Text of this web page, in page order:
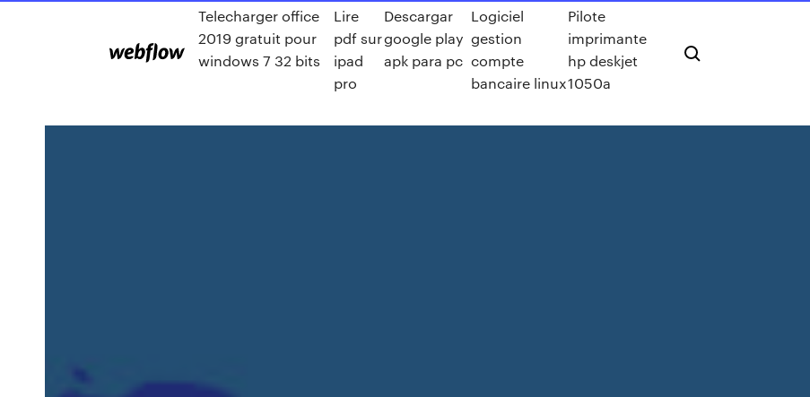
Telecharger office
2019 gratuit pour
windows 7 32 bits
Lire
pdf sur
ipad
pro
Descargar
google play
apk para pc
Logiciel
gestion
compte
bancaire linux
Pilote
imprimante
hp deskjet
1050a